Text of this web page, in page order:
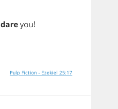
dareyou!
Pulp Fiction - Ezekiel 25:17